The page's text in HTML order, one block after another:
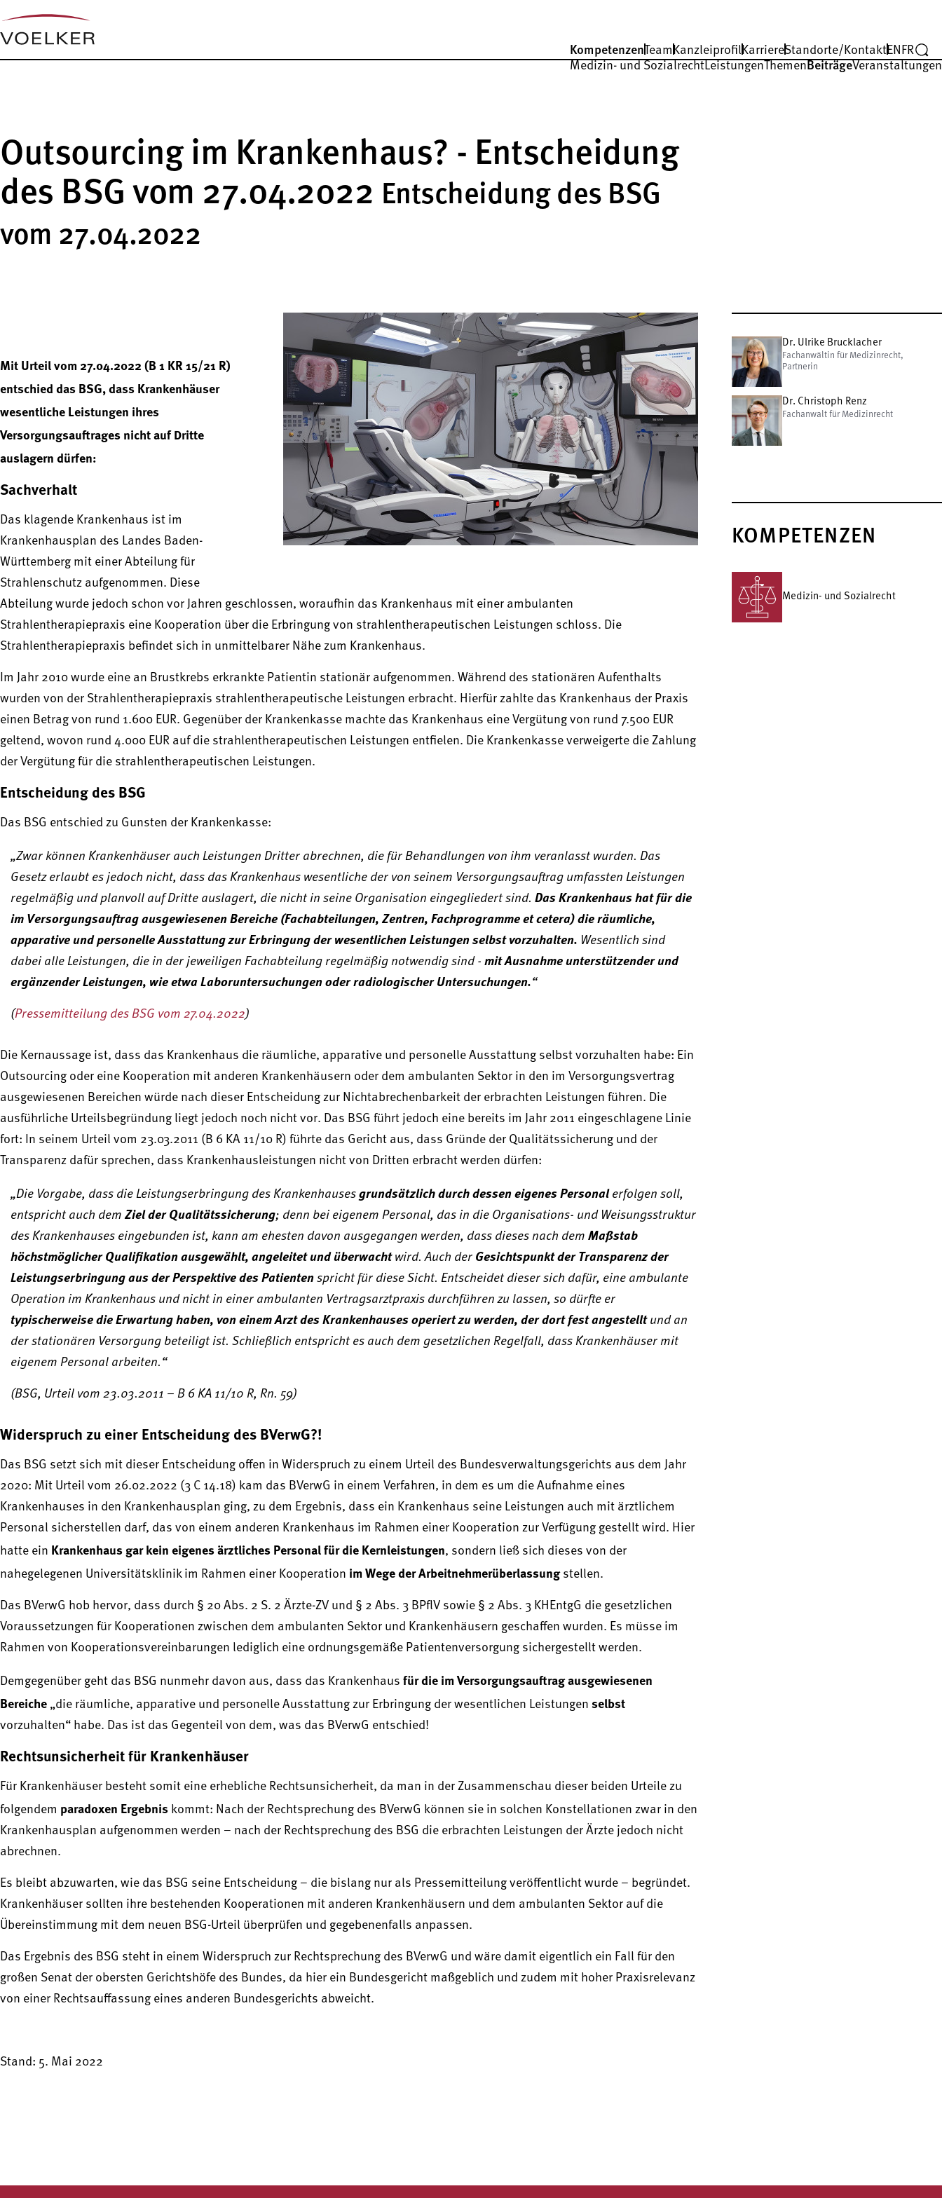
KompetenzenTeam KanzleiprofilKarriereStandorte/KontaktENFR
Medizin- und SozialrechtLeistungenThemenBeiträgeVeranstaltungen
Outsourcing im Krankenhaus? - Entscheidung
des BSG vom 27.04.2022 Entscheidung des BSG
vom 27.04.2022
Mit Urteil vom 27.04.2022 (B 1 KR 15/21 R)
entschied das BSG, dass Krankenhäuser
wesentliche Leistungen ihres
Versorgungsauftrages nicht auf Dritte
auslagern dürfen:
Sachverhalt
Das klagende Krankenhaus ist im
Krankenhausplan des Landes Baden-
Württemberg mit einer Abteilung für
Strahlenschutz aufgenommen. Diese
Abteilung wurde jedoch schon vor Jahren geschlossen, woraufhin das Krankenhaus mit einer ambulanten
Strahlentherapiepraxis eine Kooperation über die Erbringung von strahlentherapeutischen Leistungen schloss. Die
Strahlentherapiepraxis befindet sich in unmittelbarer Nähe zum Krankenhaus.
Im Jahr 2010 wurde eine an Brustkrebs erkrankte Patientin stationär aufgenommen. Während des stationären Aufenthalts
wurden von der Strahlentherapiepraxis strahlentherapeutische Leistungen erbracht. Hierfür zahlte das Krankenhaus der Praxis
einen Betrag von rund 1.600 EUR. Gegenüber der Krankenkasse machte das Krankenhaus eine Vergütung von rund 7.500 EUR
geltend, wovon rund 4.000 EUR auf die strahlentherapeutischen Leistungen entfielen. Die Krankenkasse verweigerte die Zahlung
der Vergütung für die strahlentherapeutischen Leistungen.
Entscheidung des BSG
Das BSG entschied zu Gunsten der Krankenkasse:
„Zwar können Krankenhäuser auch Leistungen Dritter abrechnen, die für Behandlungen von ihm veranlasst wurden. Das
Gesetz erlaubt es jedoch nicht, dass das Krankenhaus wesentliche der von seinem Versorgungsauftrag umfassten Leistungen
regelmäßig und planvoll auf Dritte auslagert, die nicht in seine Organisation eingegliedert sind. Das Krankenhaus hat für die
im Versorgungsauftrag ausgewiesenen Bereiche (Fachabteilungen, Zentren, Fachprogramme et cetera) die räumliche,
apparative und personelle Ausstattung zur Erbringung der wesentlichen Leistungen selbst vorzuhalten. Wesentlich sind
dabei alle Leistungen, die in der jeweiligen Fachabteilung regelmäßig notwendig sind -mit Ausnahme unterstützender und
ergänzender Leistungen, wie etwa Laboruntersuchungen oder radiologischer Untersuchungen.“
(Pressemitteilung des BSG vom 27.04.2022)
Die Kernaussage ist, dass das Krankenhaus die räumliche, apparative und personelle Ausstattung selbst vorzuhalten habe: Ein
Outsourcing oder eine Kooperation mit anderen Krankenhäusern oder dem ambulanten Sektor in den im Versorgungsvertrag
ausgewiesenen Bereichen würde nach dieser Entscheidung zur Nichtabrechenbarkeit der erbrachten Leistungen führen. Die
ausführliche Urteilsbegründung liegt jedoch noch nicht vor. Das BSG führt jedoch eine bereits im Jahr 2011 eingeschlagene Linie
fort: In seinem Urteil vom 23.03.2011 (B 6 KA 11/10 R) führte das Gericht aus, dass Gründe der Qualitätssicherung und der
Transparenz dafür sprechen, dass Krankenhausleistungen nicht von Dritten erbracht werden dürfen:
„Die Vorgabe, dass die Leistungserbringung des Krankenhausesgrundsätzlich durch dessen eigenes Personalerfolgen soll,
entspricht auch demZiel der Qualitätssicherung; denn bei eigenem Personal, das in die Organisations- und Weisungsstruktur
des Krankenhauses eingebunden ist, kann am ehesten davon ausgegangen werden, dass dieses nach demMaßstab
höchstmöglicher Qualifikation ausgewählt, angeleitet und überwachtwird. Auch derGesichtspunkt der Transparenz der
Leistungserbringung aus der Perspektive des Patientenspricht für diese Sicht. Entscheidet dieser sich dafür, eine ambulante
Operation im Krankenhaus und nicht in einer ambulanten Vertragsarztpraxis durchführen zu lassen, so dürfte er
typischerweise die Erwartung haben, von einem Arzt des Krankenhauses operiert zu werden, der dort fest angestelltund an
der stationären Versorgung beteiligt ist. Schließlich entspricht es auch dem gesetzlichen Regelfall, dass Krankenhäuser mit
eigenem Personal arbeiten.“
(BSG, Urteil vom 23.03.2011 – B 6 KA 11/10 R, Rn. 59)
Widerspruch zu einer Entscheidung des BVerwG?!
Das BSG setzt sich mit dieser Entscheidung offen in Widerspruch zu einem Urteil des Bundesverwaltungsgerichts aus dem Jahr
2020: Mit Urteil vom 26.02.2022 (3 C 14.18) kam das BVerwG in einem Verfahren, in dem es um die Aufnahme eines
Krankenhauses in den Krankenhausplan ging, zu dem Ergebnis, dass ein Krankenhaus seine Leistungen auch mit ärztlichem
Personal sicherstellen darf, das von einem anderen Krankenhaus im Rahmen einer Kooperation zur Verfügung gestellt wird. Hier
hatte ein Krankenhaus gar kein eigenes ärztliches Personal für die Kernleistungen, sondern ließ sich dieses von der
nahegelegenen Universitätsklinik im Rahmen einer Kooperation im Wege der Arbeitnehmerüberlassungstellen.
Das BVerwG hob hervor, dass durch § 20 Abs. 2 S. 2 Ärzte-ZV und § 2 Abs. 3 BPflV sowie § 2 Abs. 3 KHEntgG die gesetzlichen
Voraussetzungen für Kooperationen zwischen dem ambulanten Sektor und Krankenhäusern geschaffen wurden. Es müsse im
Rahmen von Kooperationsvereinbarungen lediglich eine ordnungsgemäße Patientenversorgung sichergestellt werden.
Demgegenüber geht das BSG nunmehr davon aus, dass das Krankenhaus für die im Versorgungsauftrag ausgewiesenen
Bereiche „die räumliche, apparative und personelle Ausstattung zur Erbringung der wesentlichen Leistungen selbst
vorzuhalten“ habe. Das ist das Gegenteil von dem, was das BVerwG entschied!
Rechtsunsicherheit für Krankenhäuser
Für Krankenhäuser besteht somit eine erhebliche Rechtsunsicherheit, da man in der Zusammenschau dieser beiden Urteile zu
folgendem paradoxen Ergebnis kommt: Nach der Rechtsprechung des BVerwG können sie in solchen Konstellationen zwar in den
Krankenhausplan aufgenommen werden – nach der Rechtsprechung des BSG die erbrachten Leistungen der Ärzte jedoch nicht
abrechnen.
Es bleibt abzuwarten, wie das BSG seine Entscheidung – die bislang nur als Pressemitteilung veröffentlicht wurde – begründet.
Krankenhäuser sollten ihre bestehenden Kooperationen mit anderen Krankenhäusern und dem ambulanten Sektor auf die
Übereinstimmung mit dem neuen BSG-Urteil überprüfen und gegebenenfalls anpassen.
Das Ergebnis des BSG steht in einem Widerspruch zur Rechtsprechung des BVerwG und wäre damit eigentlich ein Fall für den
großen Senat der obersten Gerichtshöfe des Bundes, da hier ein Bundesgericht maßgeblich und zudem mit hoher Praxisrelevanz
von einer Rechtsauffassung eines anderen Bundesgerichts abweicht.
Stand: 5. Mai 2022
Dr. Ulrike Brucklacher
Fachanwältin für Medizinrecht,
Partnerin
Dr. Christoph Renz
Fachanwalt für Medizinrecht
KOMPETENZEN
Medizin- und Sozialrecht